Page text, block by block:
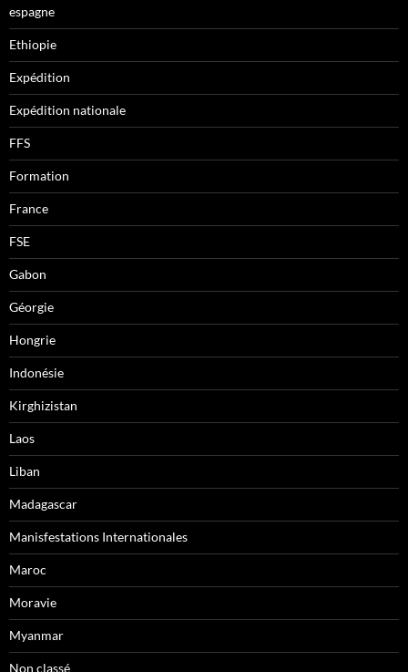
espagne
Ethiopie
Expédition
Expédition nationale
FFS
Formation
France
FSE
Gabon
Géorgie
Hongrie
Indonésie
Kirghizistan
Laos
Liban
Madagascar
Manisfestations Internationales
Maroc
Moravie
Myanmar
Non classé